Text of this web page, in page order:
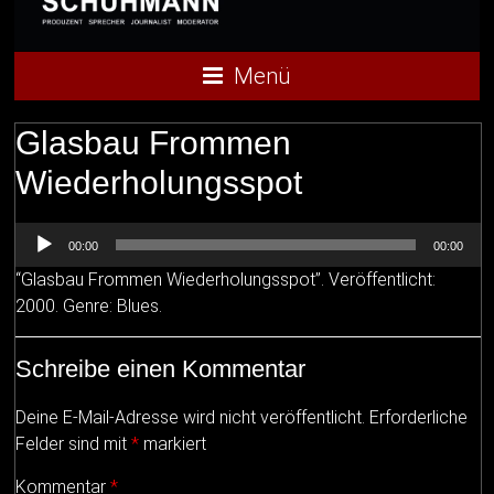
Menü
Glasbau Frommen
Wiederholungsspot
Audio-
Player
00:00 00:00
“Glasbau Frommen Wiederholungsspot”. Veröffentlicht:
2000. Genre: Blues.
Schreibe einen Kommentar
Deine E-Mail-Adresse wird nicht veröffentlicht. Erforderliche
Felder sind mit* markiert
Kommentar*